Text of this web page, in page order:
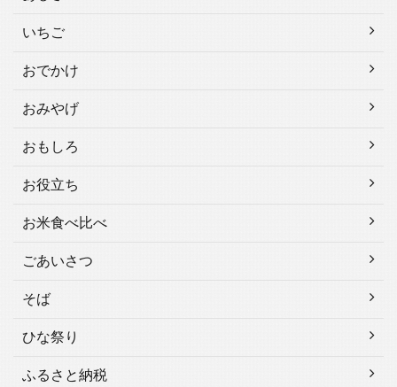
いちご
おでかけ
おみやげ
おもしろ
お役立ち
お米食べ比べ
ごあいさつ
そば
ひな祭り
ふるさと納税